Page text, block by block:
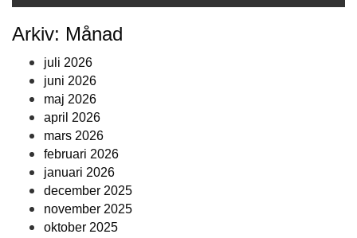
Arkiv: Månad
juli 2026
juni 2026
maj 2026
april 2026
mars 2026
februari 2026
januari 2026
december 2025
november 2025
oktober 2025